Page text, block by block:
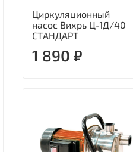
Циркуляционный
насос Вихрь Ц-1Д/40
СТАНДАРТ
1 890 ₽